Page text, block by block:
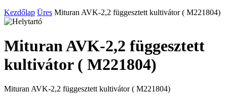
Kezdőlap Üres Mituran AVK-2,2 függesztett kultivátor ( M221804)
Mituran AVK-2,2 függesztett
kultivátor ( M221804)
Mituran AVK-2,2 függesztett kultivátor ( M221804)